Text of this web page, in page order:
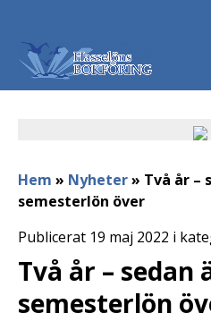
Hem » Nyheter» Två år –
semesterlön över
Publicerat 19 maj 2022 i
Två år –
semesterlön